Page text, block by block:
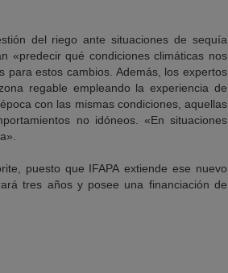
del riego ante situaciones de sequía
«predecir qué condiciones climáticas nos
estos cambios. Además, los expertos
regable empleando la experiencia de
con las mismas condiciones, aquellas
no idóneos. «En situaciones
puesto que IFAPA extiende ese nuevo
tres años y posee una financiación de